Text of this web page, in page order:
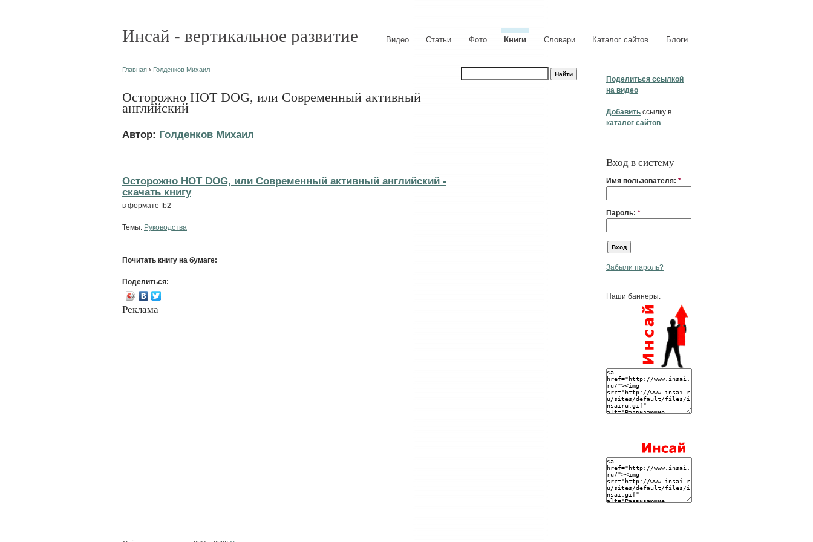
Инсай - вертикальное развитие Видео Статьи Фото Книги Словари Каталог сайтов Блоги
Поделиться ссылкой
на видео
Добавить ссылку в
каталог сайтов
Вход в систему
Имя пользователя: *
Пароль: *
Забыли пароль?
Наши баннеры:
Главная › Голденков Михаил
Осторожно HOT DOG, или Современный активный
английский
Автор: Голденков Михаил
Осторожно HOT DOG, или Современный активный английский -
cкачать книгу
в формате fb2
Темы: Руководства
Почитать книгу на бумаге:
Поделиться:
Реклама